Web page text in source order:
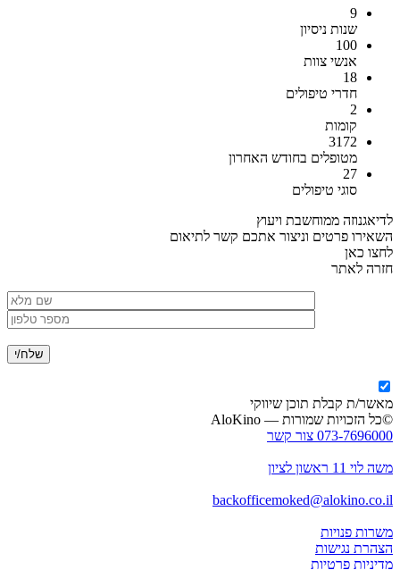
9
שנות ניסיון
100
אנשי צוות
18
חדרי טיפולים
2
קומות
3172
מטופלים בחודש האחרון
27
סוגי טיפולים
לדיאגנוזה ממוחשבת ויעוץ
השאירו פרטים וניצור אתכם קשר לתיאום
לחצו כאן
חזרה לאתר
מאשר/ת קבלת תוכן שיווקי
©כל הזכויות שמורות — AloKino
073-7696000 צור קשר
משה לוי 11 ראשון לציון
backofficemoked@alokino.co.il
משרות פנויות
הצהרת נגישות
מדיניות פרטיות